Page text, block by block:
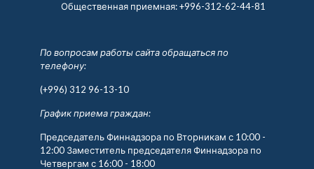
Общественная приемная:+996-312-62-44-81
По вопросам работы сайта обращаться по
телефону:
(+996) 312 96-13-10
График приема граждан:
Председатель Финнадзора по Вторникам с 10:00 -
12:00 Заместитель председателя Финнадзора по
Четвергам с 16:00 - 18:00